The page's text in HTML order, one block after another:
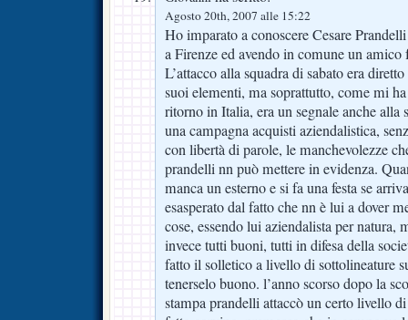
Agosto 20th, 2007 alle 15:22
Ho imparato a conoscere Cesare
a Firenze ed avendo in comune un
L’attacco alla squadra di sabato era
suoi elementi, ma soprattutto, come mi
ritorno in Italia, era un segnale anche alla
una campagna acquisti aziendalistica,
con libertà di parole, le manchevolezze
prandelli nn può mettere in evidenza.
manca un esterno e si fa una festa se
esasperato dal fatto che nn è lui a dover
cose, essendo lui aziendalista per natura,
invece tutti buoni, tutti in difesa della
fatto il solletico a livello di sottolineature
tenerselo buono. l’anno scorso dopo la
stampa prandelli attaccò un certo livello